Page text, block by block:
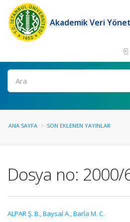
Akademik Veri
Ara
ANA SAYFA SON EKLENEN YAYINLAR
Dosya no: 2000/
ALPAR Ş. B.,Baysal A.,Barla M. C.